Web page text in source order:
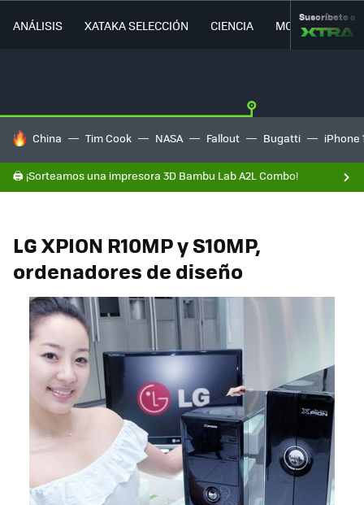
ANÁLISIS XATAKA SELECCIÓN CIENCIA MOVILIDAD
Suscríbete a
HOY SE HABLA DE
China Tim Cook NASA Fallout Bugatti iPhone
🖨️ ¡Sorteamos una impresora 3D Bambu Lab A2L Combo!
LG XPION R10MP y S10MP,
ordenadores de diseño